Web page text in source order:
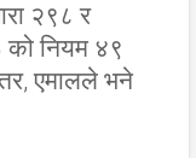
२९८ र
को नियम ४९
एमालले भने